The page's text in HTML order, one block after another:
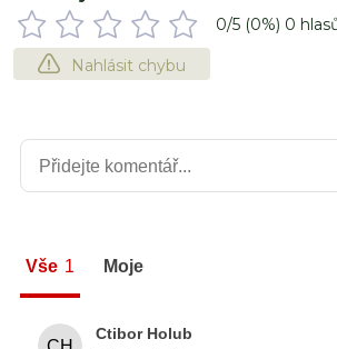
0/5 (0%) 0
Nahlásit chybu